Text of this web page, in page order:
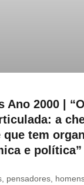
Ano 2000 |
a
que tem
e política”
pensadores,